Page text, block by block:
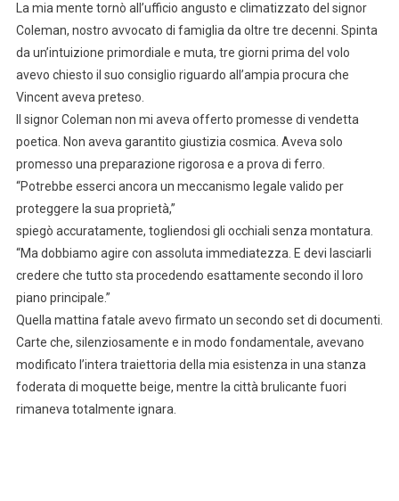
La mia mente tornò all’ufficio angusto e climatizzato del signor
Coleman, nostro avvocato di famiglia da oltre tre decenni. Spinta
da un’intuizione primordiale e muta, tre giorni prima del volo
avevo chiesto il suo consiglio riguardo all’ampia procura che
Vincent aveva preteso.
Il signor Coleman non mi aveva offerto promesse di vendetta
poetica. Non aveva garantito giustizia cosmica. Aveva solo
promesso una preparazione rigorosa e a prova di ferro.
“Potrebbe esserci ancora un meccanismo legale valido per
proteggere la sua proprietà,”
spiegò accuratamente, togliendosi gli occhiali senza montatura.
“Ma dobbiamo agire con assoluta immediatezza. E devi lasciarli
credere che tutto sta procedendo esattamente secondo il loro
piano principale.”
Quella mattina fatale avevo firmato un secondo set di documenti.
Carte che, silenziosamente e in modo fondamentale, avevano
modificato l’intera traiettoria della mia esistenza in una stanza
foderata di moquette beige, mentre la città brulicante fuori
rimaneva totalmente ignara.